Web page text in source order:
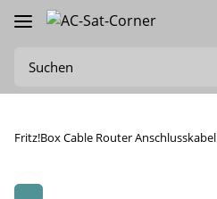
Fritz!Box Cable Router Anschlusskabel